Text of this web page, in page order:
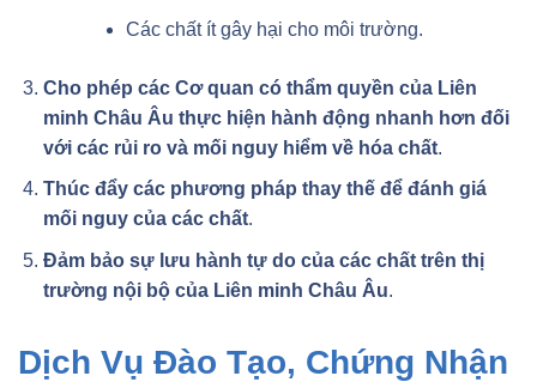
Các chất ít gây hại cho môi trường.
Cho phép các Cơ quan có thẩm quyền của Liên
minh Châu Âu thực hiện hành động nhanh hơn đối
với các rủi ro và mối nguy hiểm về hóa chất.
Thúc đẩy các phương pháp thay thế để đánh giá
mối nguy của các chất.
Đảm bảo sự lưu hành tự do của các chất trên thị
trường nội bộ của Liên minh Châu Âu.
Dịch Vụ Đào Tạo, Chứng Nhận